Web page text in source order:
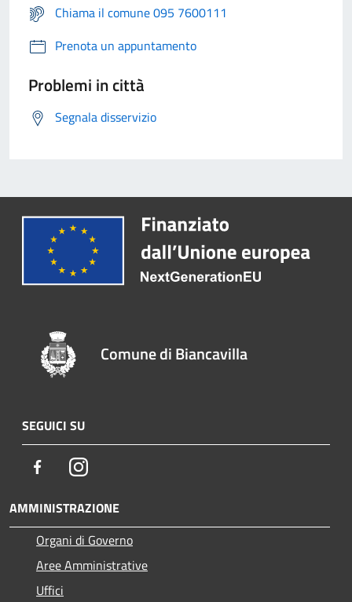
Chiama il comune 095 7600111
Prenota un appuntamento
Problemi in città
Segnala disservizio
Comune di Biancavilla
SEGUICI SU
FacebookInstagram
AMMINISTRAZIONE
Organi di Governo
Aree Amministrative
Uffici